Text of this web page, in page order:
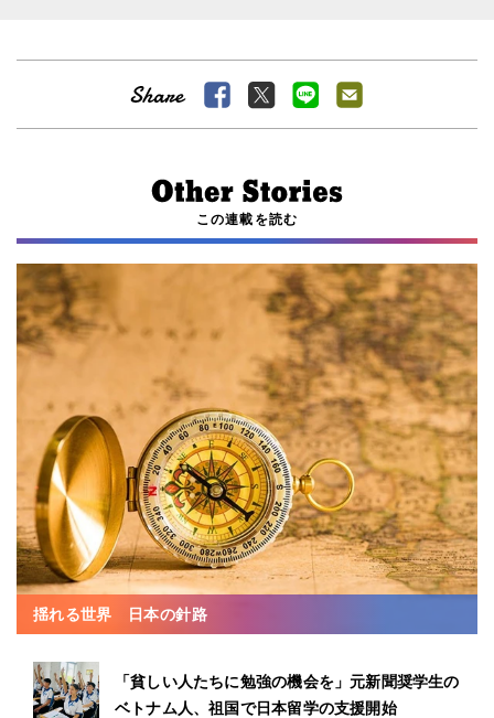
この連載を読む
揺れる世界 日本の針路
「貧しい人たちに勉強の機会を」元新聞奨学生の
ベトナム人、祖国で日本留学の支援開始